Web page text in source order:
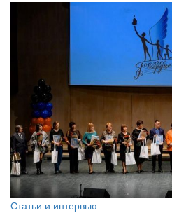
Статьи и интервью